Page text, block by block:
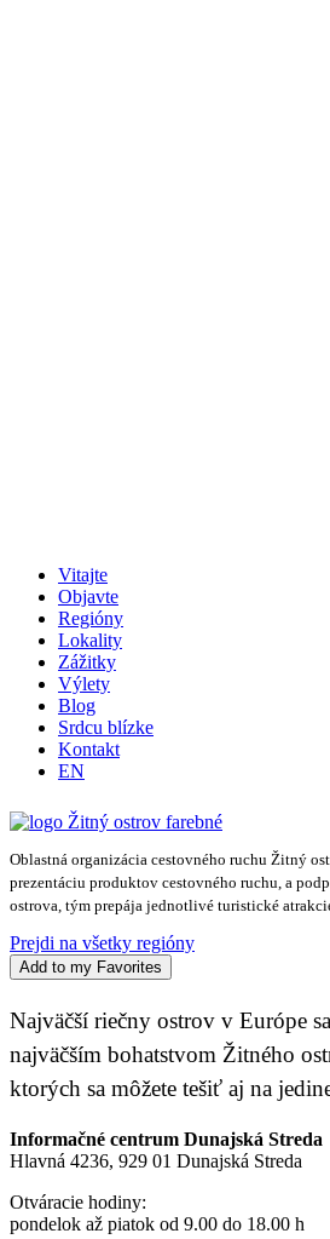
Vitajte
Objavte
Regióny
Lokality
Zážitky
Výlety
Blog
Srdcu blízke
Kontakt
EN
Oblastná organizácia cestovného ruchu Žitný
prezentáciu produktov cestovného ruchu, a
ostrova, tým prepája jednotlivé turistické
Prejdi na všetky regióny
Add to my Favorites
Najväčší riečny ostrov v Európe
najväčším bohatstvom Žitného
ktorých sa môžete tešiť aj na
Informačné centrum Dunajská Streda
Hlavná 4236, 929 01 Dunajská Streda
Otváracie hodiny:
pondelok až piatok od 9.00 do 18.00 h